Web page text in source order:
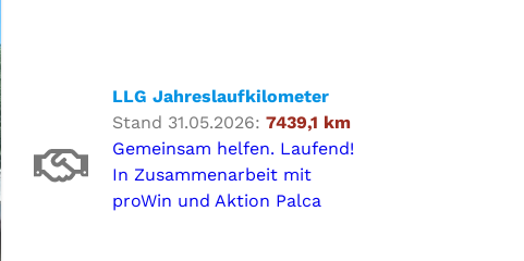
LLG Jahreslaufkilometer
Stand 31.05.2026: 7439,1 km
Gemeinsam helfen. Laufend!
In Zusammenarbeit mit
proWin und Aktion Palca